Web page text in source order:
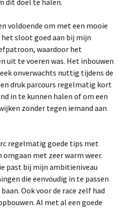
dit doel te halen.
voldoende om met een mooie
sloot goed aan bij mijn
waardoor het
uit te voeren was. Het inbouwen
onverwachts nuttig tijdens de
druk parcours regelmatig kort
in te kunnen halen of om een
zonder tegen iemand aan
regelmatig goede tips met
met zeer warm weer.
past bij mijn ambitieniveau
die eenvoudig in te passen
Ook voor de race zelf had
Al met al een goede